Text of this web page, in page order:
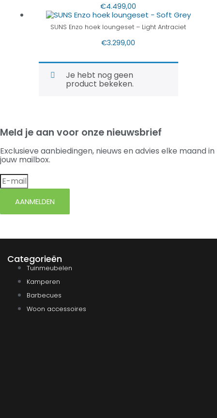
€4.499,00
SUNS Enzo hoek loungeset – Light Antraciet
€3.299,00
Je hebt nog geen
product bekeken.
Meld je aan voor onze nieuwsbrief
Exclusieve aanbiedingen, nieuws en advies elke maand in
jouw mailbox.
AANMELDEN
Categorieën
Tuinmeubelen
Kamperen
Barbecues
Woon accessoires